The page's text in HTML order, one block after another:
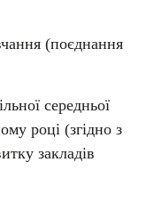
(поєднання
середньої
році (згідно з
закладів